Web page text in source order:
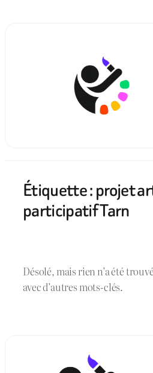
Étiquette :projet
participatif Tarn
Désolé, mais rien n’a été
avec d’autres mots-clés.